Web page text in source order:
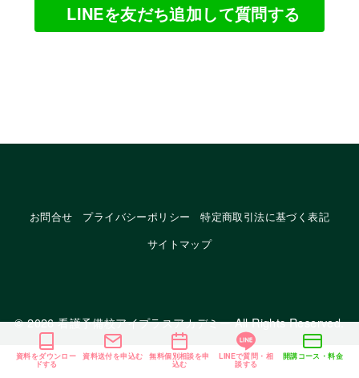
LINEを友だち追加して質問する
お問合せ プライバシーポリシー
特定商取引法に基づく表記
サイトマップ
© 2026看護予備校アイプラスアカデミーAll Rights Reserved.
資料をダウンロー
ドする
資料送付を申込む 無料個別相談を申
込む
LINEで質問・相
談する
開講コース・料金